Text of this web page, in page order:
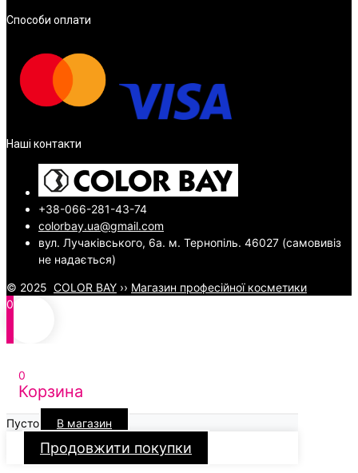
Способи оплати
Наші контакти
+38-066-281-43-74
colorbay.ua@gmail.com
вул. Лучаківського, 6а. м. Тернопіль. 46027 (самовивіз
не надається)
© 2025 COLOR BAY ›› Магазин професійної косметики
0
0
Корзина
Пусто В магазин
Продовжити покупки